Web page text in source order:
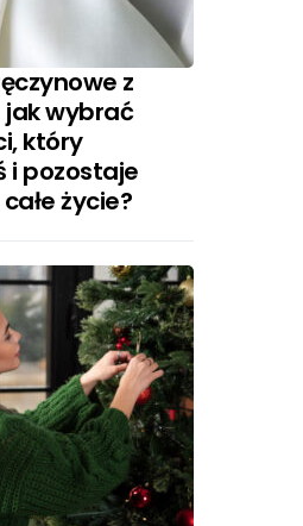
z
wybrać
który
i pozostaje
życie?